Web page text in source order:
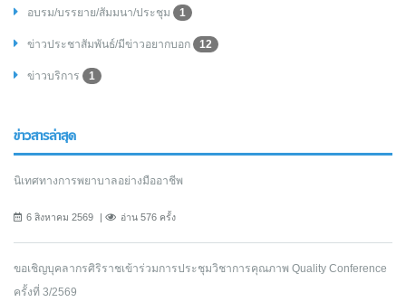
อบรม/บรรยาย/สัมมนา/ประชุม 1
ข่าวประชาสัมพันธ์/มีข่าวอยากบอก 12
ข่าวบริการ 1
ข่าวสารล่าสุด
นิเทศทางการพยาบาลอย่างมืออาชีพ
6 สิงหาคม 2569 อ่าน 576 ครั้ง
ขอเชิญบุคลากรศิริราชเข้าร่วมการประชุมวิชาการคุณภาพ Quality Conference
ครั้งที่ 3/2569